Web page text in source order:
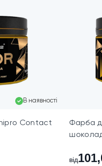
В наявності
Contact
Фарба
від